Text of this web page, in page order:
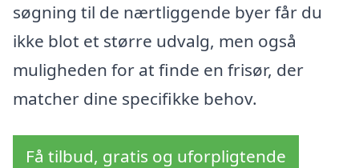
søgning til de nærtliggende byer får du
ikke blot et større udvalg, men også
muligheden for at finde en frisør, der
matcher dine specifikke behov.
Få tilbud, gratis og uforpligtende